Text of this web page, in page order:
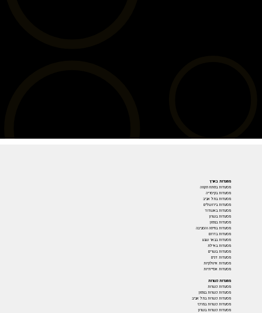
מסעדות בארץ
מסעדות בפתח תקווה
מסעדות בקיסריה
מסעדות בתל אביב
מסעדות בירושלים
מסעדות באשדוד
מסעדות בשרון
מסעדות בצפון
מסעדות בחיפה והסביבה
מסעדות בדרום
מסעדות בבאר שבע
מסעדות באילת
מסעדות בשרים
מסעדות דגים
מסעדות איטלקיות
מסעדות אסייתיות
מסעדות כשרות
מסעדות כשרות
מסעדות כשרות בצפון
מסעדות כשרות בתל אביב
מסעדות כשרות במרכז
מסעדות כשרות בשרון